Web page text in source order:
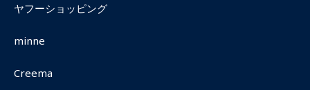
ヤフーショッピング
minne
Creema